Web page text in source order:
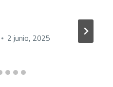
2 junio, 2025